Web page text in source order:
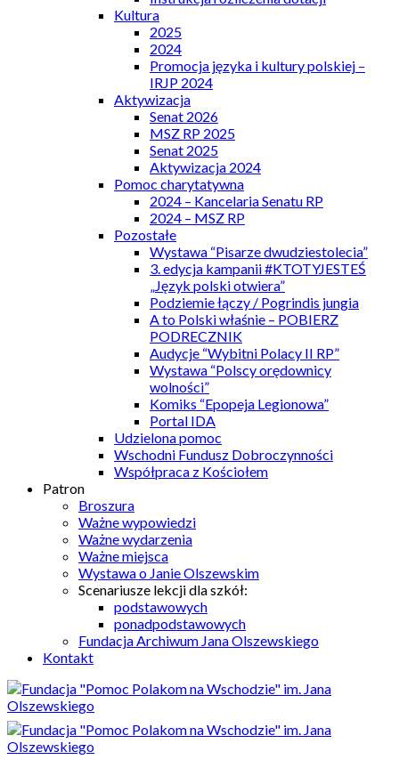
Kultura
2025
2024
Promocja języka i kultury polskiej –
IRJP 2024
Aktywizacja
Senat 2026
MSZ RP 2025
Senat 2025
Aktywizacja 2024
Pomoc charytatywna
2024 – Kancelaria Senatu RP
2024 – MSZ RP
Pozostałe
Wystawa “Pisarze dwudziestolecia”
3. edycja kampanii #KTOTYJESTEŚ
„Język polski otwiera”
Podziemie łączy / Pogrindis jungia
A to Polski właśnie – POBIERZ
PODRECZNIK
Audycje “Wybitni Polacy II RP”
Wystawa “Polscy orędownicy
wolności”
Komiks “Epopeja Legionowa”
Portal IDA
Udzielona pomoc
Wschodni Fundusz Dobroczynności
Współpraca z Kościołem
Patron
Broszura
Ważne wypowiedzi
Ważne wydarzenia
Ważne miejsca
Wystawa o Janie Olszewskim
Scenariusze lekcji dla szkół:
podstawowych
ponadpodstawowych
Fundacja Archiwum Jana Olszewskiego
Kontakt